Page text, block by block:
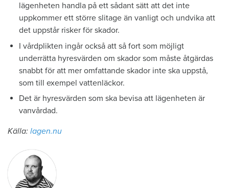
lägenheten handla på ett sådant sätt att det inte
uppkommer ett större slitage än vanligt och undvika att
det uppstår risker för skador.
I vårdplikten ingår också att så fort som möjligt
underrätta hyresvärden om skador som måste åtgärdas
snabbt för att mer omfattande skador inte ska uppstå,
som till exempel vattenläckor.
Det är hyresvärden som ska bevisa att lägenheten är
vanvårdad.
Källa: lagen.nu